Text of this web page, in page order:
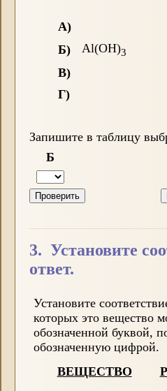
А)
Б)
Al(OH)3
В)
Г)
Запишите в таблицу
Б
3. Установите
ответ.
Установите
которых это вещество
обозначенной буквой,
обозначенную цифрой.
ВЕЩЕСТВО